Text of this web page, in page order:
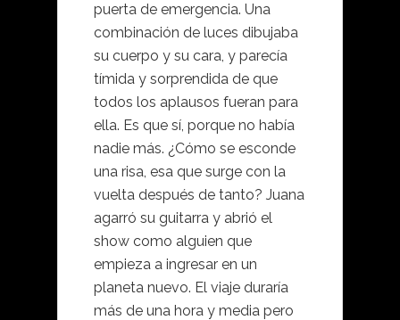
puerta de emergencia. Una
combinación de luces dibujaba
su cuerpo y su cara, y parecía
tímida y sorprendida de que
todos los aplausos fueran para
ella. Es que sí, porque no había
nadie más. ¿Cómo se esconde
una risa, esa que surge con la
vuelta después de tanto? Juana
agarró su guitarra y abrió el
show como alguien que
empieza a ingresar en un
planeta nuevo. El viaje duraría
más de una hora y media pero